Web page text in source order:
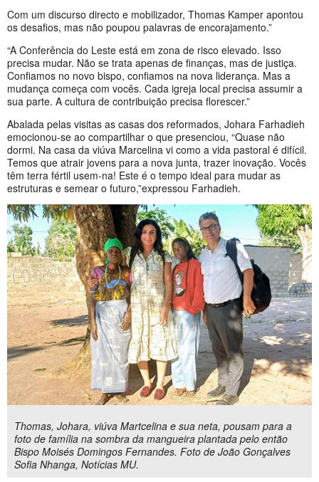
Com um discurso directo e mobilizador, Thomas Kamper apontou
os desafios, mas não poupou palavras de encorajamento.”
“A Conferência do Leste está em zona de risco elevado. Isso
precisa mudar. Não se trata apenas de finanças, mas de justiça.
Confiamos no novo bispo, confiamos na nova liderança. Mas a
mudança começa com vocês. Cada igreja local precisa assumir a
sua parte. A cultura de contribuição precisa florescer.”
Abalada pelas visitas as casas dos reformados, Johara Farhadieh
emocionou-se ao compartilhar o que presenciou, “Quase não
dormi. Na casa da viúva Marcelina vi como a vida pastoral é difícil.
Temos que atrair jovens para a nova junta, trazer inovação. Vocês
têm terra fértil usem-na! Este é o tempo ideal para mudar as
estruturas e semear o futuro,”expressou Farhadieh.
Thomas, Johara, viúva Martcelina e sua neta, pousam para a
foto de família na sombra da mangueira plantada pelo então
Bispo Moisés Domingos Fernandes. Foto de João Gonçalves
Sofia Nhanga, Notícias MU.